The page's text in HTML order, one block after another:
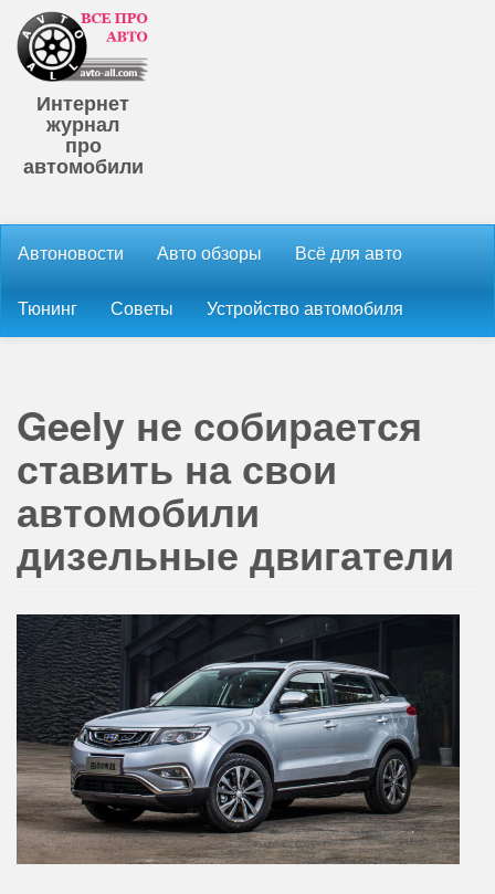
Интернет
журнал
про
автомобили
Автоновости Авто обзоры Всё для авто
Тюнинг Советы Устройство автомобиля
Geely не собирается
ставить на свои
автомобили
дизельные двигатели